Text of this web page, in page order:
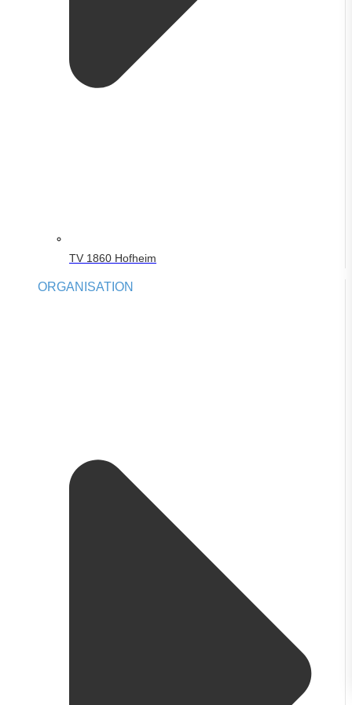
TV 1860 Hofheim
ORGANISATION